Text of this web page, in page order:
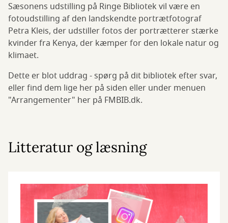
Sæsonens udstilling på Ringe Bibliotek vil være en
fotoudstilling af den landskendte portrætfotograf
Petra Kleis, der udstiller fotos der portrætterer stærke
kvinder fra Kenya, der kæmper for den lokale natur og
klimaet.
Dette er blot uddrag - spørg på dit bibliotek efter svar,
eller find dem lige her på siden eller under menuen
"Arrangementer" her på FMBIB.dk.
Litteratur og læsning